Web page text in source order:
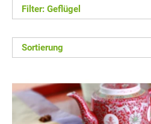
Filter: Geflügel
Sortierung